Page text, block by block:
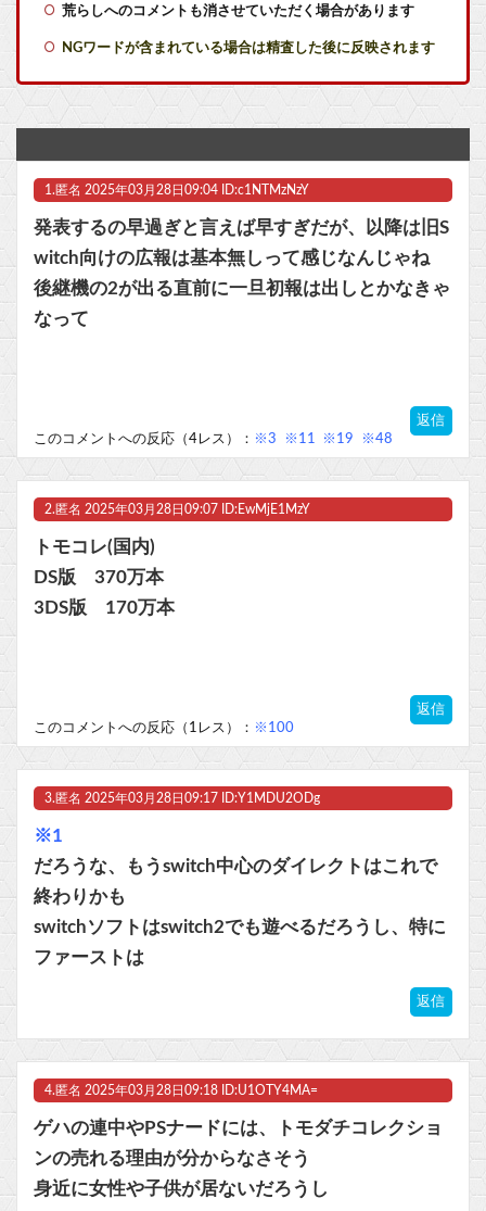
【ヤニねこ】薬物中毒のヤクねこの末路が心配でならない・・・
【お誕生日】逢田さん（34）の奇行・奇言で打線組んだ・・・他
【ウマ娘】ドンナと海行きてえなあ
荒らしへのコメントも消させていただく場合があります
NGワードが含まれている場合は精査した後に反映されます
1. 匿名 2025年03月28日09:04 ID:c1NTMzNzY
発表するの早過ぎと言えば早すぎだが、以降は旧S
witch向けの広報は基本無しって感じなんじゃね
後継機の2が出る直前に一旦初報は出しとかなきゃ
なって
返信
このコメントへの反応（4レス）： ※3 ※11 ※19 ※48
2. 匿名 2025年03月28日09:07 ID:EwMjE1MzY
トモコレ(国内)
DS版 370万本
3DS版 170万本
返信
このコメントへの反応（1レス）： ※100
3. 匿名 2025年03月28日09:17 ID:Y1MDU2ODg
※1
だろうな、もうswitch中心のダイレクトはこれで
終わりかも
switchソフトはswitch2でも遊べるだろうし、特に
ファーストは
返信
4. 匿名 2025年03月28日09:18 ID:U1OTY4MA=
ゲハの連中やPSナードには、トモダチコレクショ
ンの売れる理由が分からなさそう
身近に女性や子供が居ないだろうし